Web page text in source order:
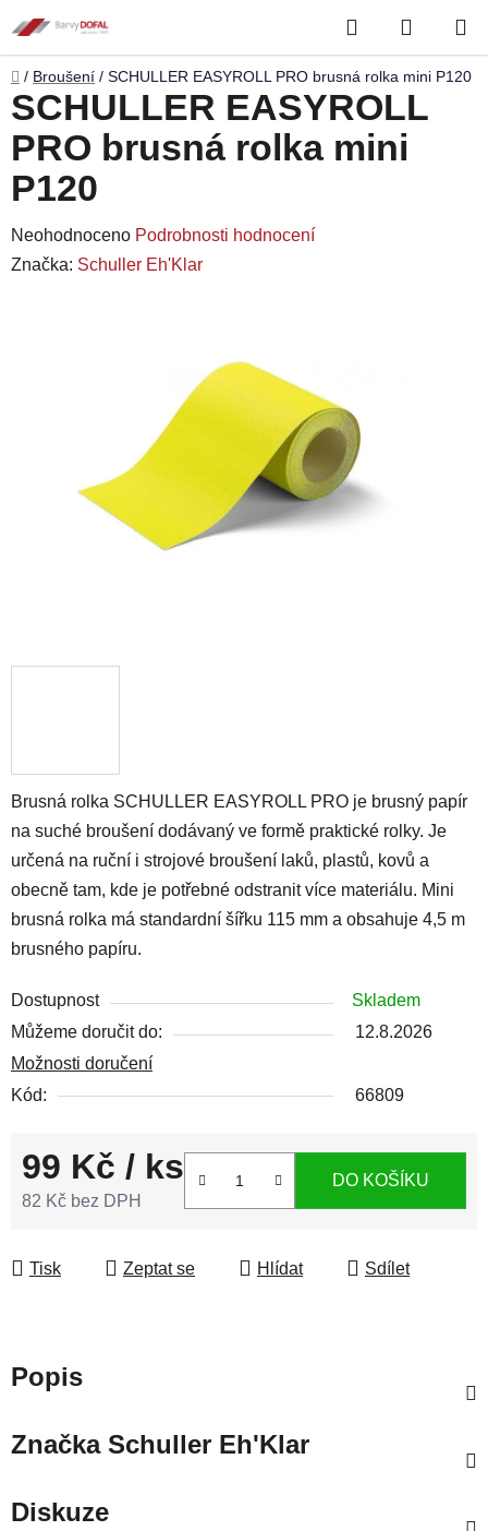
na
obsah
Hledat
KOŠÍK
Domů
/ Broušení / SCHULLER EASYROLL PRO brusná rolka mini P120
Brusná rolka SCHULLER EASYROLL PRO je brusný papír
na suché broušení dodávaný ve formě praktické rolky. Je
určená na ruční i strojové broušení laků, plastů, kovů a
obecně tam, kde je potřebné odstranit více materiálu. Mini
brusná rolka má standardní šířku 115 mm a obsahuje 4,5 m
brusného papíru.
Dostupnost
Skladem
Můžeme doručit do:
12.8.2026
Možnosti doručení
Kód:
66809
99 Kč / ks
82 Kč bez DPH
DO KOŠÍKU
Tisk Zeptat se Hlídat Sdílet
SCHULLER EASYROLL
PRO brusná rolka mini
P120
Průměrné
hodnocení
Neohodnoceno Podrobnosti hodnocení
Značka: Schuller Eh'Klar
Popis
ZnačkaSchuller Eh'Klar
Diskuze